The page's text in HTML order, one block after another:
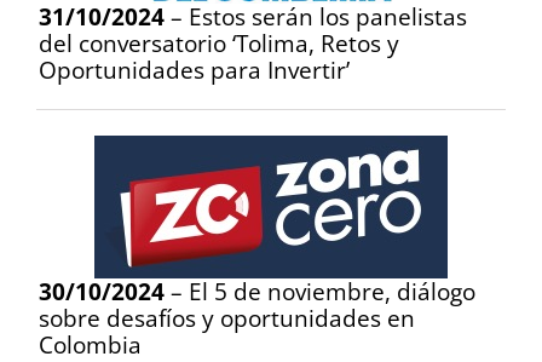
31/10/2024 – Estos serán los panelistas
del conversatorio ‘Tolima, Retos y
Oportunidades para Invertir’
30/10/2024 – El 5 de noviembre, diálogo
sobre desafíos y oportunidades en
Colombia